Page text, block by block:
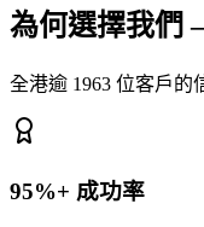
為何選擇我們
全港逾 1963 位客戶的
95%+ 成功率